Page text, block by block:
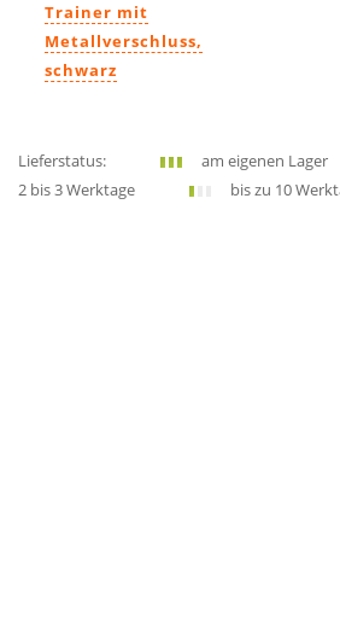
Trainer mit
Metallverschluss,
schwarz
Lieferstatus:
am eigenen Lager
2 bis 3 Werktage
bis zu 10